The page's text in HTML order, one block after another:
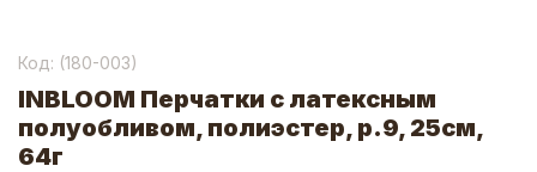
Код: (180-003)
INBLOOM Перчатки с латексным
полуобливом, полиэстер, р.9, 25см,
64г